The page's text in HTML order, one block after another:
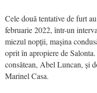
Cele două tentative de furt
februarie 2022, într-un
miezul nopții, mașina
oprit în apropiere de
consătean, Abel Luncan, și
Marinel Casa.